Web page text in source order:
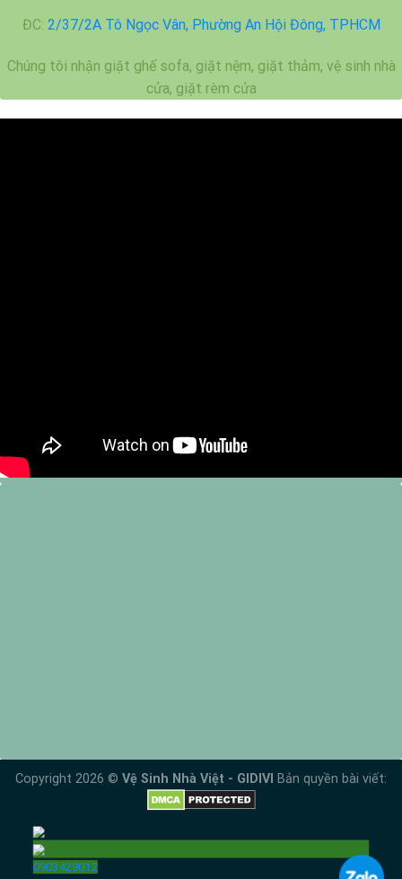
ĐC: 2/37/2A Tô Ngọc Vân, Phường An Hội Đông, TPHCM
Chúng tôi nhận giặt ghế sofa, giặt nệm, giặt thảm, vệ sinh nhà
cửa, giặt rèm cửa
Copyright 2026 © Vệ Sinh Nhà Việt - GIDIVI Bản quyền bài viết:
0903429012